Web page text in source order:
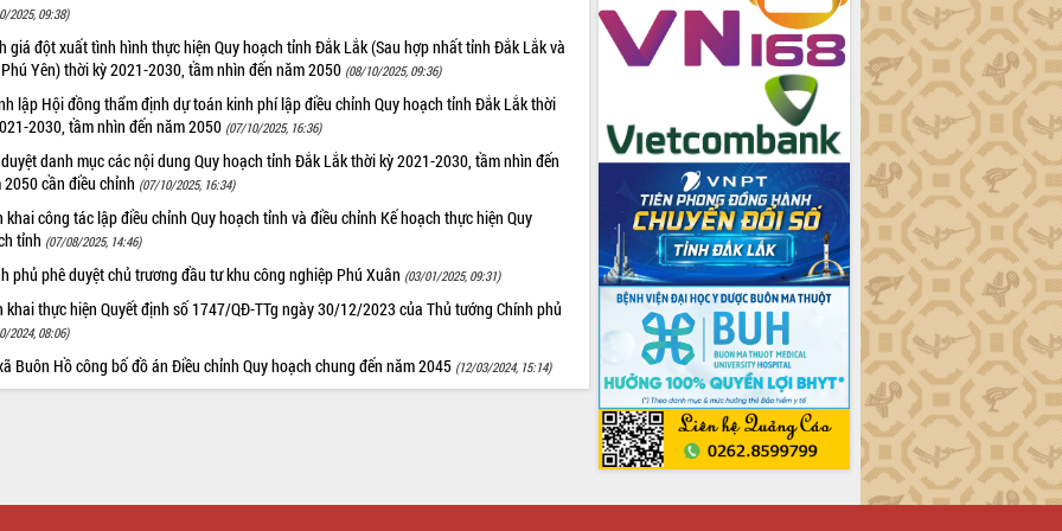
2025, 09:38)
giá đột xuất tình hình thực hiện Quy hoạch tỉnh Đắk Lắk (Sau hợp nhất tỉnh Đắk Lắk và
Yên) thời kỳ 2021-2030, tầm nhìn đến năm 2050 (08/10/2025, 09:36)
lập Hội đồng thẩm định dự toán kinh phí lập điều chỉnh Quy hoạch tỉnh Đắk Lắk thời
2030, tầm nhìn đến năm 2050 (07/10/2025, 16:36)
danh mục các nội dung Quy hoạch tỉnh Đắk Lắk thời kỳ 2021-2030, tầm nhìn đến
2050 cần điều chỉnh (07/10/2025, 16:34)
khai công tác lập điều chỉnh Quy hoạch tỉnh và điều chỉnh Kế hoạch thực hiện Quy
tỉnh (07/08/2025, 14:46)
phủ phê duyệt chủ trương đầu tư khu công nghiệp Phú Xuân (03/01/2025, 09:31)
khai thực hiện Quyết định số 1747/QĐ-TTg ngày 30/12/2023 của Thủ tướng Chính phủ
2024, 08:06)
Buôn Hồ công bố đồ án Điều chỉnh Quy hoạch chung đến năm 2045 (12/03/2024, 15:14)